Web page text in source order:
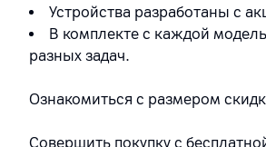
Устройства разработаны с
В комплекте с каждой
разных задач.
Ознакомиться с размером
Совершить покупку с